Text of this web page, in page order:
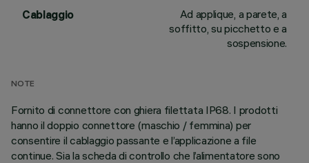
Cablaggio
Ad applique, a parete, a
soffitto, su picchetto e a
sospensione.
NOTE
Fornito di connettore con ghiera filettata IP68. I prodotti
hanno il doppio connettore (maschio / femmina) per
consentire il cablaggio passante e l’applicazione a file
continue. Sia la scheda di controllo che l’alimentatore sono